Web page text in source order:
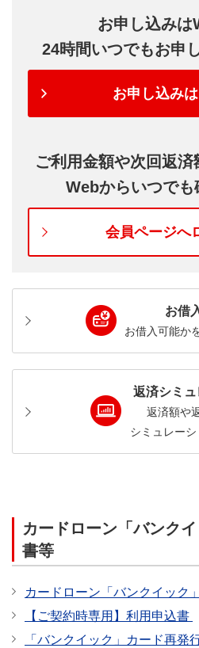
下記書類を（1）Webア
送、（3）FAXのいずれ
お亡くなりになった
（死亡届、死亡診断
ご相続人さまの本人
余白へ「バンクイック
さい。不明の場合は不
Webアップロー
書類提出ペー
受付番号は、
力ください。
郵送でご提出
〒104-0033 東
38 東京ダイヤ
株式会社三菱
ルアカウント支
FAXでご提出
相続手続書類のご提出（
ご提出いただいた書類
ジ記載の電話番号まで
https://www.bk.mufg.jp/
ml
身内の方や、警察を偽
先への勧誘・副業収入
第三者の指示・勧誘に
り入れは行わないでく
『今すぐ』『他言無用
す。被害の内容に応じ
ます。以下ページより
の中で、ご不安になら
二リテールアカウント
連絡をお願いします。
『警察・金融庁』詐欺
入や電子マネー購入を
ません～
警察や金融庁を名乗り
安を煽る
投資詐欺の例
『必ず儲かる』『元本
誘。投資コミュニティ
が出来ない
ャットのみ
お申し込みは
24時間いつでもお申
お申し込み
ご利用金額や次回返
Webからいつで
会員ページへ
お借
お借入可能か
返済シミ
返済額や
シミュレー
カードローン「バンク
書等
カードローン「バンクイック
【ご契約時専用】利用申込書
「バンクイック」カード再発